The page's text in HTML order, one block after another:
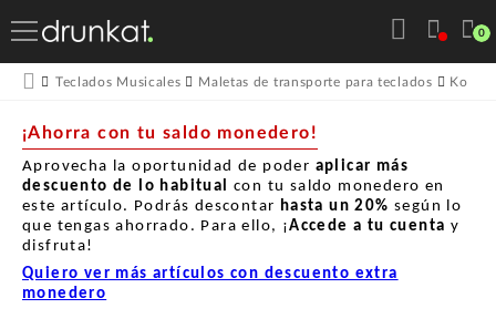
0
Teclados Musicales Maletas de transporte para teclados
¡Ahorra con tu saldo monedero!
Aprovecha la oportunidad de poder aplicar más
descuento de lo habitual con tu saldo monedero en
este artículo. Podrás descontar hasta un 20% según lo
que tengas ahorrado. Para ello, ¡Accede a tu cuenta y
disfruta!
Quiero ver más artículos con descuento extra
monedero